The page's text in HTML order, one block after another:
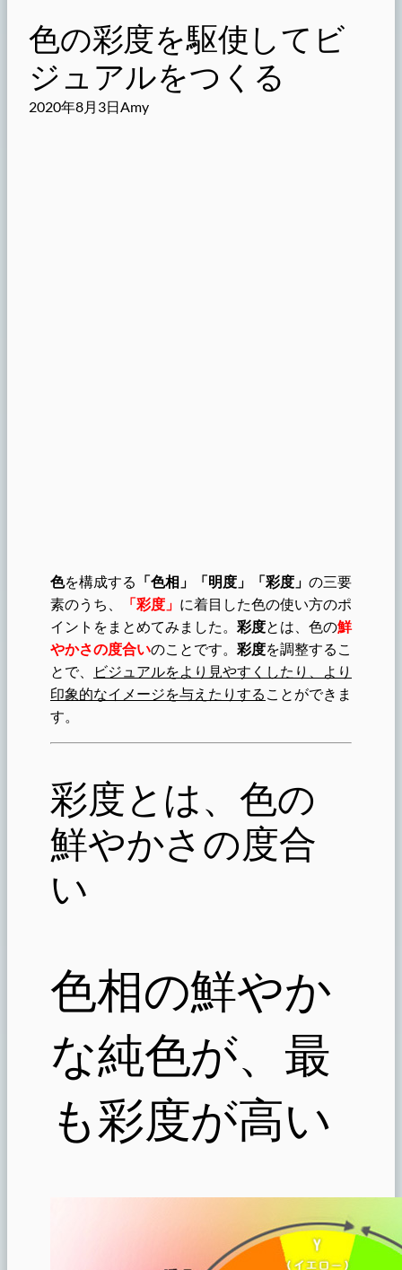
色の彩度を駆使してビ
ジュアルをつくる
2020年8月3日Amy
色を構成する 「色相」「明度」「彩度」 の三要
素のうち、
「彩度」 に着目した色の使い方のポ
イントをまとめてみました。 彩度とは、色の鮮
やかさの度合いのことです。 彩度を調整するこ
とで、
ビジュアルをより見やすくしたり、より
印象的なイメージを与えたりする ことができま
す。
彩度とは、色の
鮮やかさの度合
い
色相の鮮やか
な純色が、最
も彩度が高い